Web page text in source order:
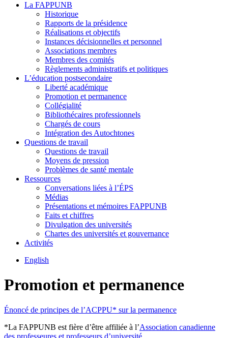
La FAPPUNB
Historique
Rapports de la présidence
Réalisations et objectifs
Instances décisionnelles et personnel
Associations membres
Membres des comités
Règlements administratifs et politiques
L’éducation postsecondaire
Liberté académique
Promotion et permanence
Collégialité
Bibliothécaires professionnels
Chargés de cours
Intégration des Autochtones
Questions de travail
Questions de travail
Moyens de pression
Problèmes de santé mentale
Ressources
Conversations liées à l’ÉPS
Médias
Présentations et mémoires FAPPUNB
Faits et chiffres
Divulgation des universités
Chartes des universités et gouvernance
Activités
English
Promotion et permanence
Énoncé de principes de l’ACPPU* sur la permanence
*La FAPPUNB est fière d’être affiliée à l’Association canadienne
des professeures et professeurs d’université